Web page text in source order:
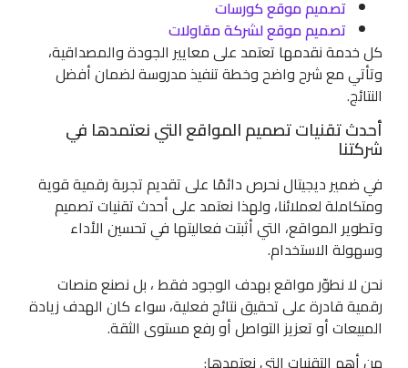
تصميم موقع كورسات
تصميم موقع لشركة مقاولات
كل خدمة نقدمها تعتمد على معايير الجودة والمصداقية،
وتأتي مع شرح واضح وخطة تنفيذ مدروسة لضمان أفضل
النتائج.
أحدث تقنيات تصميم المواقع التي نعتمدها في
شركتنا
في ضمير ديجيتال نحرص دائمًا على تقديم تجربة رقمية قوية
ومتكاملة لعملائنا، ولهذا نعتمد على أحدث تقنيات تصميم
وتطوير المواقع، التي أثبتت فعاليتها في تحسين الأداء
وسهولة الاستخدام.
نحن لا نطوّر مواقع بهدف الوجود فقط ، بل نصنع منصات
رقمية قادرة على تحقيق نتائج فعلية، سواء كان الهدف زيادة
المبيعات أو تعزيز التواصل أو رفع مستوى الثقة.